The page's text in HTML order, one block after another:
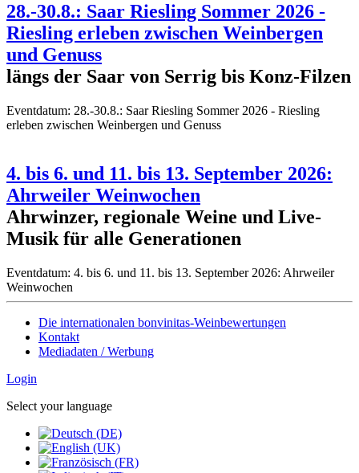
28.-30.8.: Saar Riesling Sommer 2026 -
Riesling erleben zwischen Weinbergen
und Genuss
längs der Saar von Serrig bis Konz-Filzen
Eventdatum: 28.-30.8.: Saar Riesling Sommer 2026 - Riesling
erleben zwischen Weinbergen und Genuss
4. bis 6. und 11. bis 13. September 2026:
Ahrweiler Weinwochen
Ahrwinzer, regionale Weine und Live-
Musik für alle Generationen
Eventdatum: 4. bis 6. und 11. bis 13. September 2026: Ahrweiler
Weinwochen
Die internationalen bonvinitas-Weinbewertungen
Kontakt
Mediadaten / Werbung
Login
Select your language